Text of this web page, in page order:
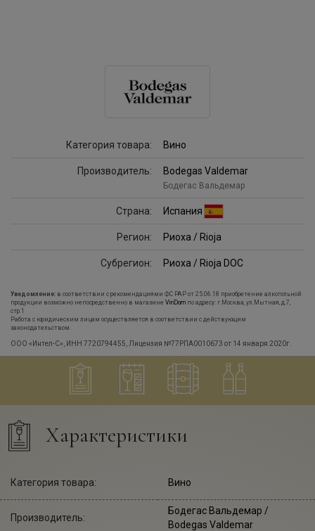
Категория товара: Вино
Производитель: Bodegas Valdemar
Бодегас Вальдемар
Страна: Испания
Регион: Риоха / Rioja
Субрегион: Риоха / Rioja DOC
Уведомление: в соответствии с рекомендациями ФС РАР от 25.06.18 приобретение алкогольной
продукции возможно непосредственно в магазине VinDom по адресу: г.Москва, ул.Мытная, д.7,
стр.1
Работа с юридическим лицам осуществляется в соответствии с действующим
законодательством.
ООО «Интел-С», ИНН 7720794455, Лицензия №77РПА0010673 от 14 января 2020г.
Характеристики
Категория товара: Вино
Производитель:
Бодегас Вальдемар /
Bodegas Valdemar